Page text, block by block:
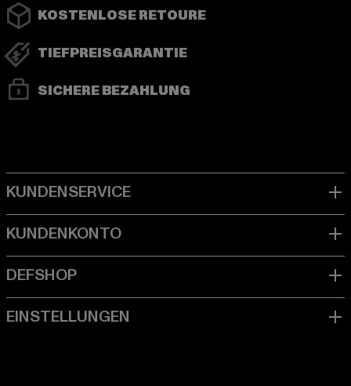
KOSTENLOSE RETOURE
TIEFPREISGARANTIE
SICHERE BEZAHLUNG